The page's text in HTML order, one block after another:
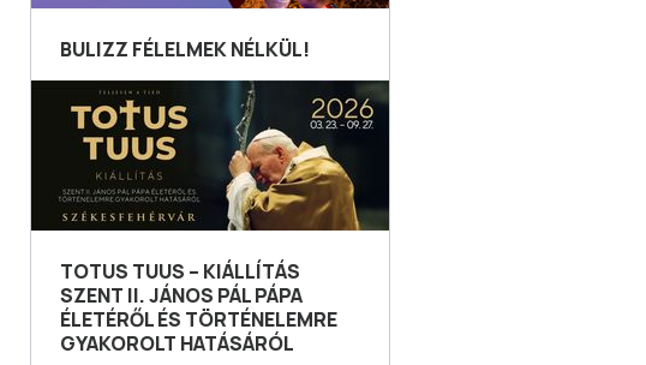
BULIZZ FÉLELMEK NÉLKÜL!
TOTUS TUUS – KIÁLLÍTÁS
SZENT II. JÁNOS PÁL PÁPA
ÉLETÉRŐL ÉS TÖRTÉNELEMRE
GYAKOROLT HATÁSÁRÓL